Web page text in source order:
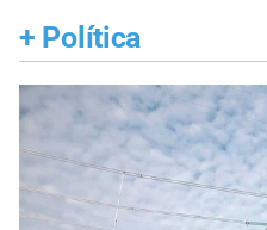
+ Política